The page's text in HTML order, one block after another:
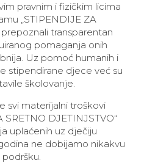
pravnim i fizičkim licima
„STIPENDIJE ZA
prepoznali transparentan
pomaganja onih
Uz pomoć humanih i
stipendirane djece već su
školovanje.
svi materijalni troškovi
SRETNO DJETINJSTVO“
uplaćenih uz dječiju
ne dobijamo nikakvu